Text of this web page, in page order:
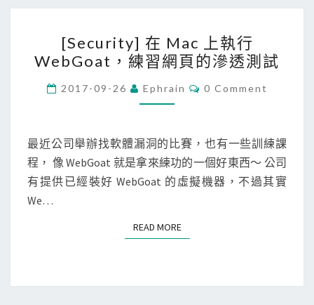
S
e
c
u
i
t
y
M
[Security] 在 Mac 上執行
WebGoat，練習網頁的滲透測試
2017-09-26 Ephrain
C
N
S
0 Comment
最近公司舉辦找軟體漏洞的比賽，也有一些訓練課
程， 像 WebGoat 就是拿來練功的一個好東西～ 公司
有提供已經裝好 WebGoat 的虛擬機器，不過其實
We…
READ MOREREAD MORE